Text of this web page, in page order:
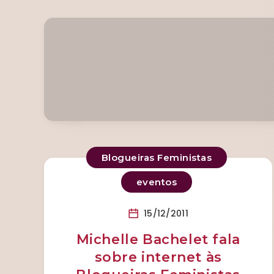
Blogueiras Feministas
eventos
15/12/2011
Michelle Bachelet fala
sobre internet às